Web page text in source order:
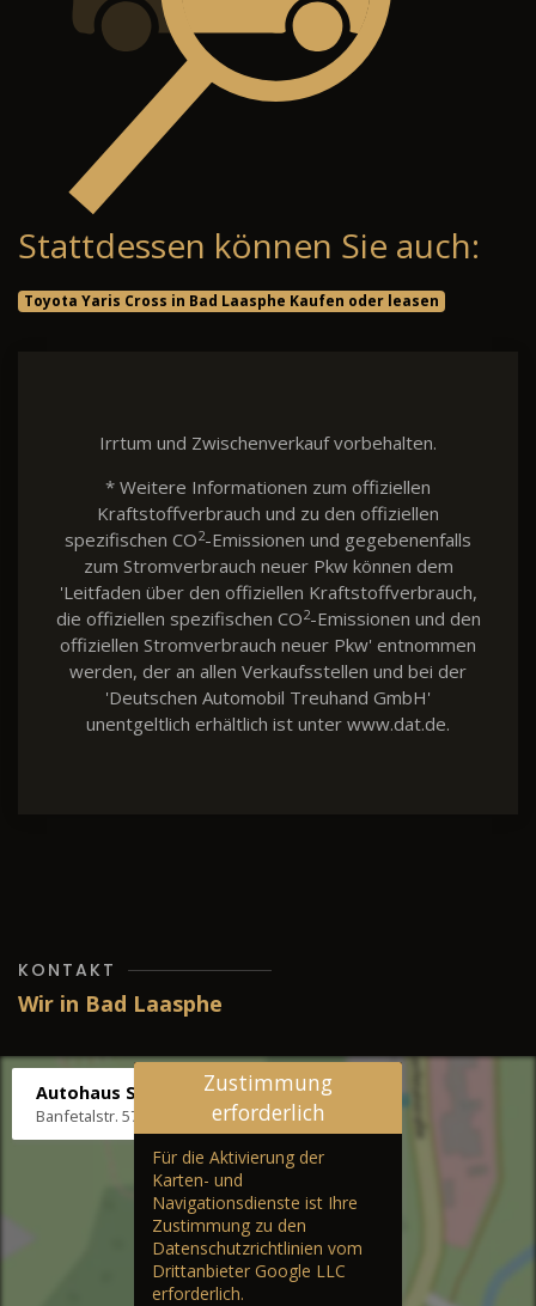
Stattdessen können Sie auch:
Toyota Yaris Cross in Bad Laasphe Kaufen oder leasen
Irrtum und Zwischenverkauf vorbehalten.
* Weitere Informationen zum offiziellen
Kraftstoffverbrauch und zu den offiziellen
spezifischen CO2-Emissionen und gegebenenfalls
zum Stromverbrauch neuer Pkw können dem
'Leitfaden über den offiziellen Kraftstoffverbrauch,
die offiziellen spezifischen CO2-Emissionen und den
offiziellen Stromverbrauch neuer Pkw' entnommen
werden, der an allen Verkaufsstellen und bei der
'Deutschen Automobil Treuhand GmbH'
unentgeltlich erhältlich ist unter www.dat.de.
KONTAKT
Wir in Bad Laasphe
Autohaus Stenger
Banfetalstr. 57, 57334 Bad Laasphe
Zustimmung
erforderlich
Für die Aktivierung der
Karten- und
Navigationsdienste ist Ihre
Zustimmung zu den
Datenschutzrichtlinien vom
Drittanbieter Google LLC
erforderlich.